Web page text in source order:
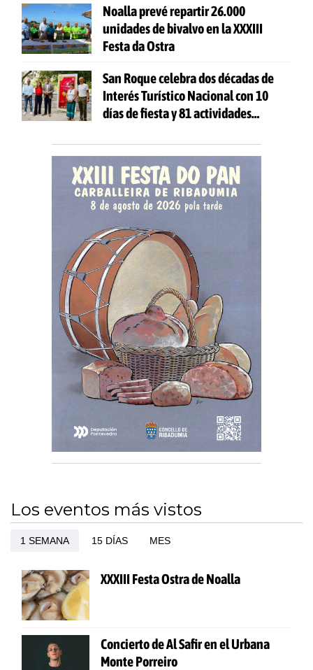
Noalla prevé repartir 26.000
unidades de bivalvo en la XXXIII
Festa da Ostra
San Roque celebra dos décadas de
Interés Turístico Nacional con 10
días de fiesta y 81 actividades
Los eventos más vistos
1 SEMANA 15 DÍAS MES
XXXIII Festa Ostra de Noalla
Concierto de Al Safir en el Urbana
Monte Porreiro